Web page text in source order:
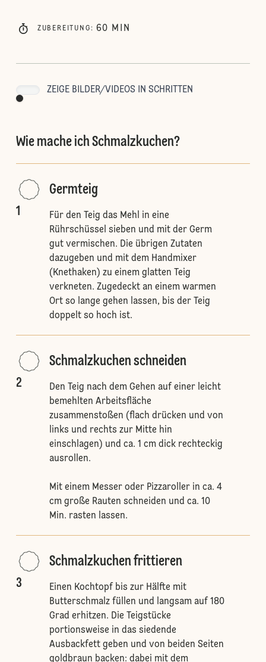
ZUBEREITUNG : 60 MIN
ZEIGE BILDER/VIDEOS IN SCHRITTEN
Wie mache ich Schmalzkuchen?
1
Germteig
Für den Teig das Mehl in eine
Rührschüssel sieben und mit der Germ
gut vermischen. Die übrigen Zutaten
dazugeben und mit dem Handmixer
(Knethaken) zu einem glatten Teig
verkneten. Zugedeckt an einem warmen
Ort so lange gehen lassen, bis der Teig
doppelt so hoch ist.
2
Schmalzkuchen schneiden
Den Teig nach dem Gehen auf einer leicht
bemehlten Arbeitsfläche
zusammenstoßen (flach drücken und von
links und rechts zur Mitte hin
einschlagen) und ca. 1 cm dick rechteckig
ausrollen.
Mit einem Messer oder Pizzaroller in ca. 4
cm große Rauten schneiden und ca. 10
Min. rasten lassen.
3
Schmalzkuchen frittieren
Einen Kochtopf bis zur Hälfte mit
Butterschmalz füllen und langsam auf 180
Grad erhitzen. Die Teigstücke
portionsweise in das siedende
Ausbackfett geben und von beiden Seiten
goldbraun backen: dabei mit dem